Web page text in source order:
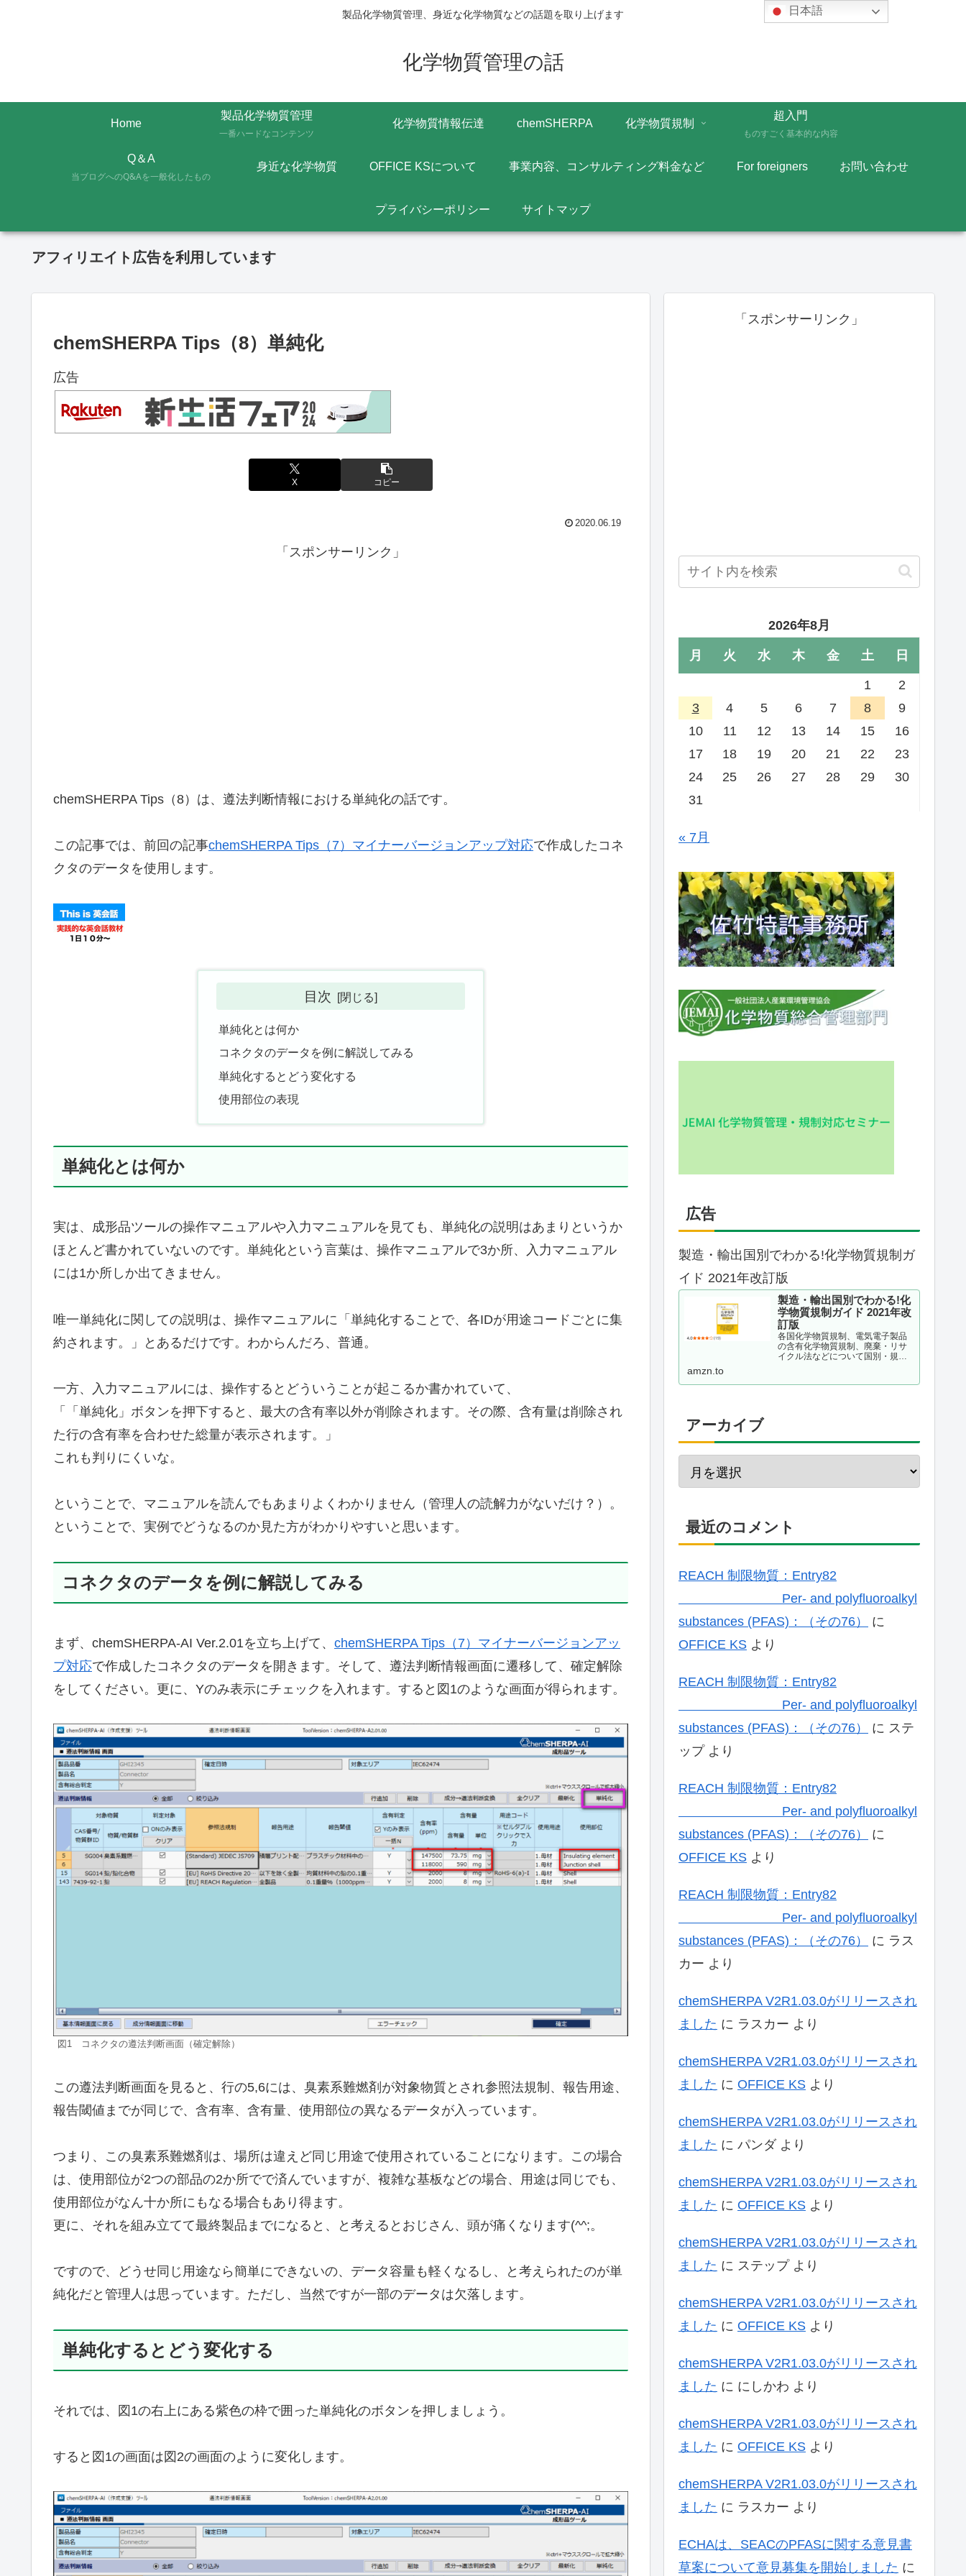
製品化学物質管理、身近な化学物質などの話題を取り上げます
化学物質管理の話
Home
製品化学物質管理
一番ハードなコンテンツ
化学物質情報伝達 chemSHERPA 化学物質規制
超入門
ものすごく基本的な内容
Q＆A
当ブログへのQ&Aを一般化したもの
身近な化学物質 OFFICE KSについて 事業内容、コンサルティング料金など For foreigners お問い合わせ
プライバシーポリシー サイトマップ
アフィリエイト広告を利用しています
chemSHERPA Tips（8）単純化
広告
X コピー
2020.06.19
「スポンサーリンク」
chemSHERPA Tips（8）は、遵法判断情報における単純化の話です。
この記事では、前回の記事chemSHERPA Tips（7）マイナーバージョンアップ対応で作成したコネ
クタのデータを使用します。
目次
単純化とは何か
コネクタのデータを例に解説してみる
単純化するとどう変化する
使用部位の表現
単純化とは何か
実は、成形品ツールの操作マニュアルや入力マニュアルを見ても、単純化の説明はあまりというか
ほとんど書かれていないのです。単純化という言葉は、操作マニュアルで3か所、入力マニュアル
には1か所しか出てきません。
唯一単純化に関しての説明は、操作マニュアルに「単純化することで、各IDが用途コードごとに集
約されます。」とあるだけです。わからんだろ、普通。
一方、入力マニュアルには、操作するとどういうことが起こるか書かれていて、
「「単純化」ボタンを押下すると、最大の含有率以外が削除されます。その際、含有量は削除され
た行の含有率を合わせた総量が表示されます。」
これも判りにくいな。
ということで、マニュアルを読んでもあまりよくわかりません（管理人の読解力がないだけ？）。
ということで、実例でどうなるのか見た方がわかりやすいと思います。
コネクタのデータを例に解説してみる
まず、chemSHERPA-AI Ver.2.01を立ち上げて、 chemSHERPA Tips（7）マイナーバージョンアッ
プ対応で作成したコネクタのデータを開きます。そして、遵法判断情報画面に遷移して、確定解除
をしてください。更に、Yのみ表示にチェックを入れます。すると図1のような画面が得られます。
図1 コネクタの遵法判断画面（確定解除）
この遵法判断画面を見ると、行の5,6には、臭素系難燃剤が対象物質とされ参照法規制、報告用途、
報告閾値までが同じで、含有率、含有量、使用部位の異なるデータが入っています。
つまり、この臭素系難燃剤は、場所は違えど同じ用途で使用されていることになります。この場合
は、使用部位が2つの部品の2か所でで済んでいますが、複雑な基板などの場合、用途は同じでも、
使用部位がなん十か所にもなる場合もあり得ます。
更に、それを組み立てて最終製品までになると、と考えるとおじさん、頭が痛くなります(^^;。
ですので、どうせ同じ用途なら簡単にできないの、データ容量も軽くなるし、と考えられたのが単
純化だと管理人は思っています。ただし、当然ですが一部のデータは欠落します。
単純化するとどう変化する
それでは、図1の右上にある紫色の枠で囲った単純化のボタンを押しましょう。
すると図1の画面は図2の画面のように変化します。
「スポンサーリンク」
2026年8月
月 火 水 木 金 土 日
1
2
3
4 5 6 7 8
9
10
11 12 13 14 15
16
17
18 19 20 21 22
23
24
25 26 27 28 29
30
31
« 7月
広告
製造・輸出国別でわかる!化学物質規制ガ
イド 2021年改訂版
製造・輸出国別でわかる!化
学物質規制ガイド 2021年改
訂版
各国化学物質規制、電気電子製品
の含有化学物質規制、廃棄・リサ
イクル法などについて国別・規制
ている疑問をQ&A形式で事例掲載
amzn.to
アーカイブ
最近のコメント
REACH 制限物質：Entry82
Per- and polyfluoroalkyl
substances (PFAS)：（その76）
に
OFFICE KS より
REACH 制限物質：Entry82
Per- and polyfluoroalkyl
substances (PFAS)：（その76）
に ステ
ップより
REACH 制限物質：Entry82
Per- and polyfluoroalkyl
substances (PFAS)：（その76）
に
OFFICE KS より
REACH 制限物質：Entry82
Per- and polyfluoroalkyl
substances (PFAS)：（その76）
に ラス
カー より
chemSHERPA V2R1.03.0がリリースされ
ました に ラスカー より
chemSHERPA V2R1.03.0がリリースされ
ました に OFFICE KS より
chemSHERPA V2R1.03.0がリリースされ
ました に パンダ より
chemSHERPA V2R1.03.0がリリースされ
ました に OFFICE KS より
chemSHERPA V2R1.03.0がリリースされ
ました に ステップより
chemSHERPA V2R1.03.0がリリースされ
ました に OFFICE KS より
chemSHERPA V2R1.03.0がリリースされ
ました に にしかわ より
chemSHERPA V2R1.03.0がリリースされ
ました に OFFICE KS より
chemSHERPA V2R1.03.0がリリースされ
ました に ラスカー より
ECHAは、SEACのPFASに関する意見書
草案について意見募集を開始しました に
日本語